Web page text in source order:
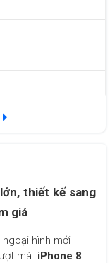
thiết kế sang
giá
hình mới
mà. iPhone 8